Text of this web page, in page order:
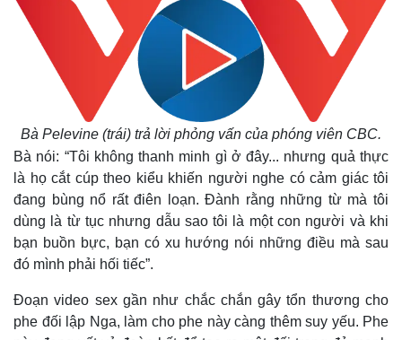
Vụ án
Tin nóng
Tư vấn luật
Vũ khí
Việt Nam
Phân tích
Bà Pelevine (trái) trả lời phỏng vấn của phóng viên CBC.
Bà nói: “Tôi không thanh minh gì ở đây... nhưng quả thực
là họ cắt cúp theo kiểu khiến người nghe có cảm giác tôi
đang bùng nổ rất điên loạn. Đành rằng những từ mà tôi
dùng là từ tục nhưng dẫu sao tôi là một con người và khi
bạn buồn bực, bạn có xu hướng nói những điều mà sau
đó mình phải hối tiếc”.
Đoạn video sex gần như chắc chắn gây tổn thương cho
phe đối lập Nga, làm cho phe này càng thêm suy yếu. Phe